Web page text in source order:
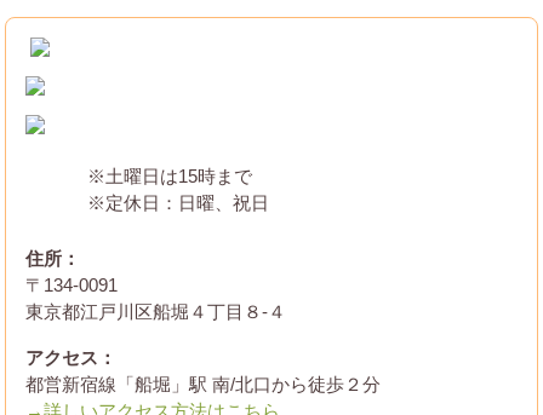
※土曜日は15時まで
※定休日：日曜、祝日
住所：
〒134-0091
東京都江戸川区船堀４丁目８-４
アクセス：
都営新宿線「船堀」駅 南/北口から徒歩２分
→詳しいアクセス方法はこちら